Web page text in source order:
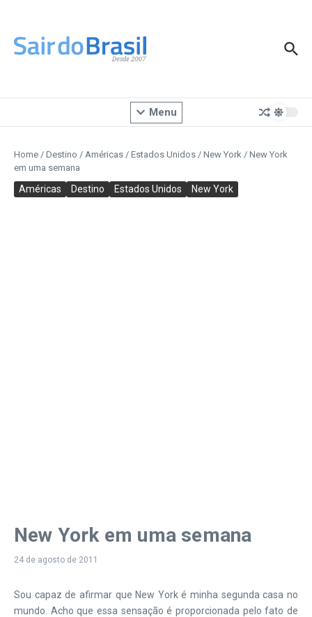
Menu
Home / Destino / Américas / Estados Unidos / New York / New York
em uma semana
Américas Destino Estados Unidos New York
New York em uma semana
24 de agosto de 2011
Sou capaz de afirmar que New York é minha segunda casa no
mundo. Acho que essa sensação é proporcionada pelo fato de